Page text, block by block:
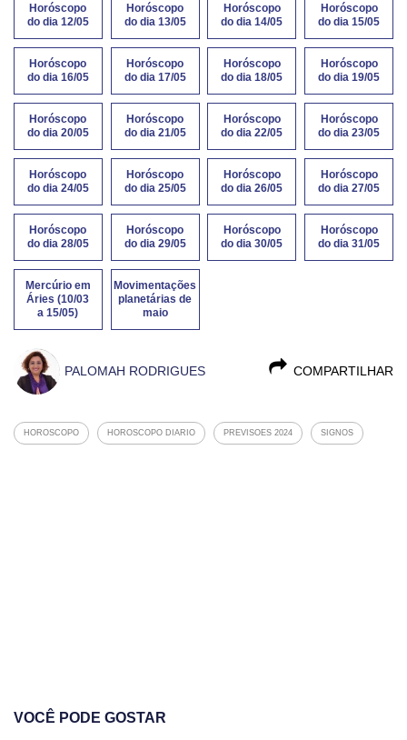
Horóscopo
do dia 12/05
Horóscopo
do dia 13/05
Horóscopo
do dia 14/05
Horóscopo
do dia 15/05
Horóscopo
do dia 16/05
Horóscopo
do dia 17/05
Horóscopo
do dia 18/05
Horóscopo
do dia 19/05
Horóscopo
do dia 20/05
Horóscopo
do dia 21/05
Horóscopo
do dia 22/05
Horóscopo
do dia 23/05
Horóscopo
do dia 24/05
Horóscopo
do dia 25/05
Horóscopo
do dia 26/05
Horóscopo
do dia 27/05
Horóscopo
do dia 28/05
Horóscopo
do dia 29/05
Horóscopo
do dia 30/05
Horóscopo
do dia 31/05
Mercúrio em
Áries (10/03
a 15/05)
Movimentações
planetárias de
maio
COMPARTILHAR
PALOMAH RODRIGUES
HOROSCOPO HOROSCOPO DIARIO PREVISOES 2024 SIGNOS
VOCÊ PODE GOSTAR